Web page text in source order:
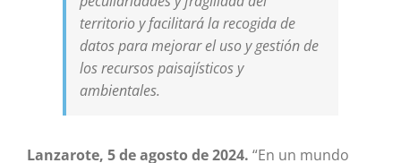
territorio y facilitará la recogida de
datos para mejorar el uso y gestión de
los recursos paisajísticos y
ambientales.
Lanzarote, 5 de agosto de 2024. “En un mundo